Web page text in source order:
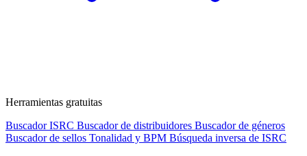
Herramientas gratuitas
Buscador ISRC Buscador de distribuidores Buscador de géneros
Buscador de sellos Tonalidad y BPM Búsqueda inversa de ISRC